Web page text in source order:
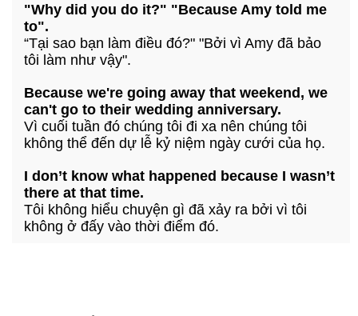
"Why did you do it?" "Because Amy told me
to".
“Tại sao bạn làm điều đó?" "Bởi vì Amy đã bảo
tôi làm như vậy".
Because we're going away that weekend, we
can't go to their wedding anniversary.
Vì cuối tuần đó chúng tôi đi xa nên chúng tôi
không thể đến dự lễ kỷ niệm ngày cưới của họ.
I don’t know what happened because I wasn’t
there at that time.
Tôi không hiểu chuyện gì đã xảy ra bởi vì tôi
không ở đấy vào thời điểm đó.